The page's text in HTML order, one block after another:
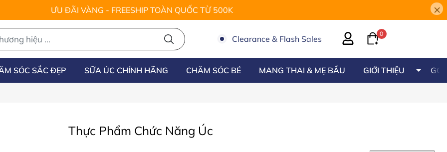
ƯU ĐÃI VÀNG - FREESHIP TOÀN QUỐC TỪ 500K ×
Clearance & Flash Sales
0
SÓC SẮC ĐẸP SỮA ÚC CHÍNH HÃNG CHĂM SÓC BÉ MANG THAI & MẸ BẦU GIỚI THIỆU
Thực Phẩm Chức Năng Úc